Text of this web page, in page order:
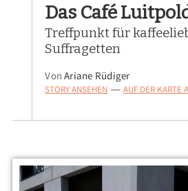
Das Café
Treffpunkt für
Suffragetten
VonAriane Rüdiger
STORY ANSEHEN — AUF DER KARTE